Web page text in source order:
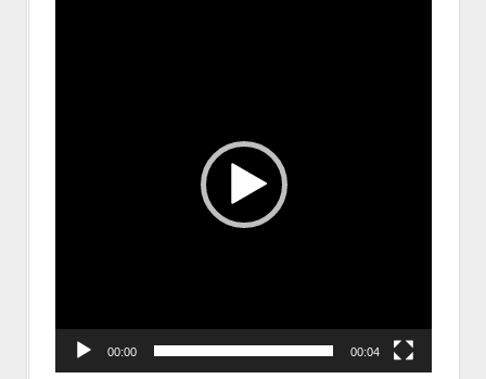
00:00 00:04